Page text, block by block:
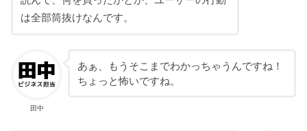
は全部筒抜けなんです。
田中
あぁ、もうそこまでわかっちゃうんですね！
ちょっと怖いですね。